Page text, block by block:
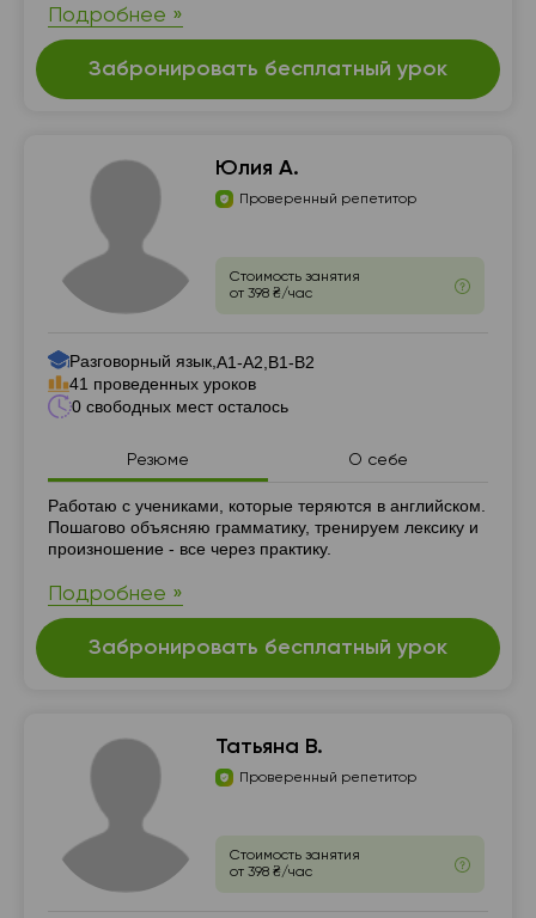
Подробнее »
Забронировать бесплатный урок
Юлия А.
Проверенный репетитор
Стоимость занятия
от 398 ₴/час
Разговорный язык, А1-А2, В1-В2
41 проведенных уроков
0 свободных мест осталось
Резюме О себе
Резюме
Работаю с учениками, которые теряются в английском.
Пошагово объясняю грамматику, тренируем лексику и
произношение - все через практику.
Подробнее »
Забронировать бесплатный урок
Татьяна В.
Проверенный репетитор
Стоимость занятия
от 398 ₴/час